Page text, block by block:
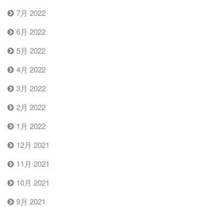
7月 2022
6月 2022
5月 2022
4月 2022
3月 2022
2月 2022
1月 2022
12月 2021
11月 2021
10月 2021
9月 2021